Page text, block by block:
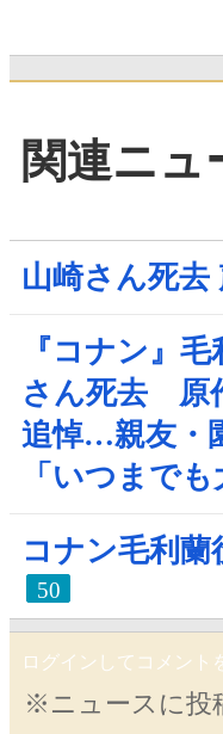
関連ニュ
山崎さん死去
『コナン』
さん死去 原
追悼…親友・
「いつまで
コナン毛利蘭
50
ログインしてコメント
※ニュースに投